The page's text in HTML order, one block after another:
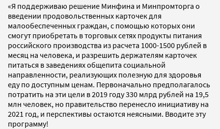
«Я поддерживаю решение Минфина и Минпромторга о
введении продовольственных карточек для
малообеспеченных граждан, с помощью которых они
смогут приобретать в торговых сетях продукты питания
российского производства из расчета 1000-1500 рублей в
месяц на человека, и разрешить держателям карточек
питаться в заведениях общепита социальной
направленности, реализующих полезную для здоровья
еду по доступным ценам. Первоначально предполагалось
потратить на эти цели в 2019 году 330 млрд рублей на 19,5
млн человек, но правительство перенесло инициативу на
2021 год, и перспективы остаются неясными. Вводите эту
программу!